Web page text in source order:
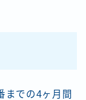
までの4ヶ月間